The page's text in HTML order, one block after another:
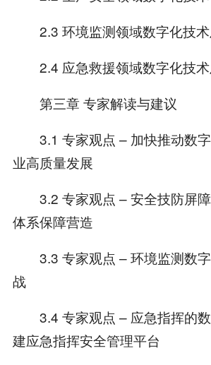
2.3 环境监测领域数字化技术
2.4 应急救援领域数字化技术
第三章 专家解读与建议
3.1 专家观点 – 加快推动数字
业高质量发展
3.2 专家观点 – 安全技防屏障
体系保障营造
3.3 专家观点 – 环境监测数字
战
3.4 专家观点 – 应急指挥的数
建应急指挥安全管理平台